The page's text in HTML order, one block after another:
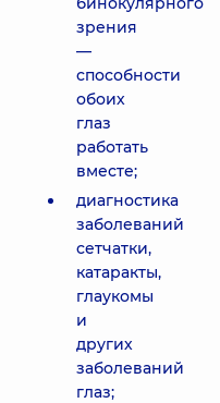
зрения
—
способности
обоих
глаз
работать
вместе;
диагностика
заболеваний
сетчатки,
катаракты,
глаукомы
и
других
заболеваний
глаз;